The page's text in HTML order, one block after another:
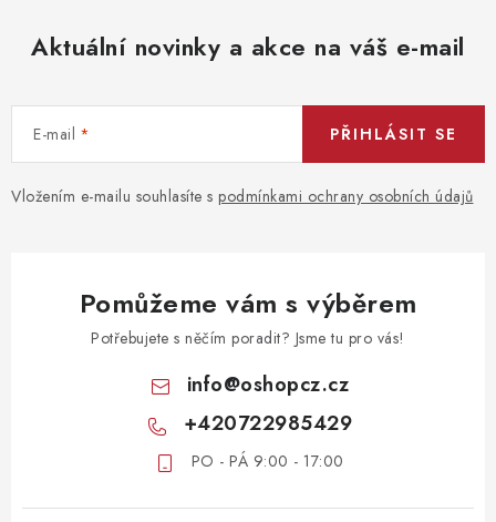
Aktuální novinky a akce na váš e-mail
E-mail
Vložením e-mailu souhlasíte s podmínkami ochrany osobních údajů
PŘIHLÁSIT SE
Pomůžeme vám s výběrem
Potřebujete s něčím poradit? Jsme tu pro vás!
info@oshopcz.cz
+420722985429
PO - PÁ 9:00 - 17:00